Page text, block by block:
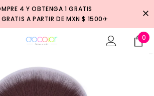
4 Y OBTENGA 1 GRATIS
A PARTIR DE MXN $ 1500✈
0